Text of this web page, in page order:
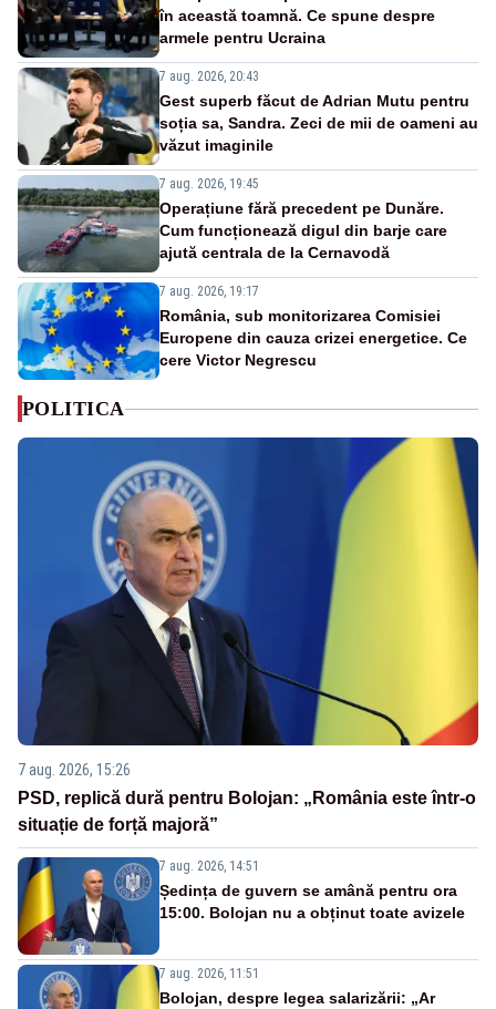
în această toamnă. Ce spune despre
armele pentru Ucraina
7 aug. 2026, 20:43
Gest superb făcut de Adrian Mutu pentru
soția sa, Sandra. Zeci de mii de oameni au
văzut imaginile
7 aug. 2026, 19:45
Operațiune fără precedent pe Dunăre.
Cum funcționează digul din barje care
ajută centrala de la Cernavodă
7 aug. 2026, 19:17
România, sub monitorizarea Comisiei
Europene din cauza crizei energetice. Ce
cere Victor Negrescu
POLITICA
7 aug. 2026, 15:26
PSD, replică dură pentru Bolojan: „România este într-o
situație de forță majoră”
7 aug. 2026, 14:51
Ședința de guvern se amână pentru ora
15:00. Bolojan nu a obținut toate avizele
7 aug. 2026, 11:51
Bolojan, despre legea salarizării: „Ar